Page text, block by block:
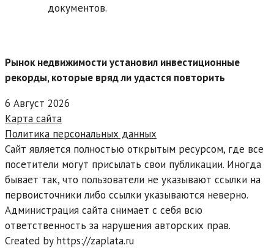
документов.
Рынок недвижимости установил инвестиционные
рекорды, которые вряд ли удастся повторить
6 Август 2026
Карта сайта
Политика персональных данных
Сайт является полностью открытым ресурсом, где все
посетители могут присылать свои публикации. Иногда
бывает так, что пользователи не указывают ссылки на
первоисточники либо ссылки указываются неверно.
Администрация сайта снимает с себя всю
ответственность за нарушения авторских прав.
Created by https://zaplata.ru